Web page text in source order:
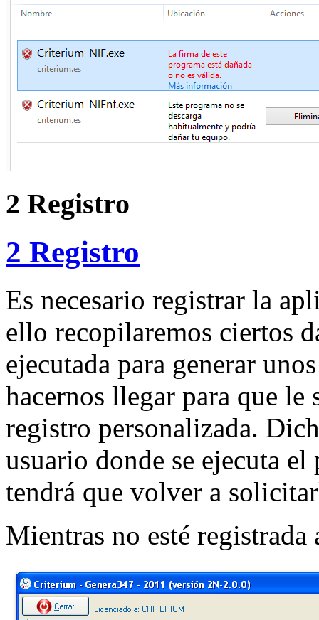
2 Registro
2 Registro
Es necesario registrar la
ello recopilaremos ciertos
ejecutada para generar
hacernos llegar para que
registro personalizada.
usuario donde se ejecuta
tendrá que volver a
Mientras no esté registrada